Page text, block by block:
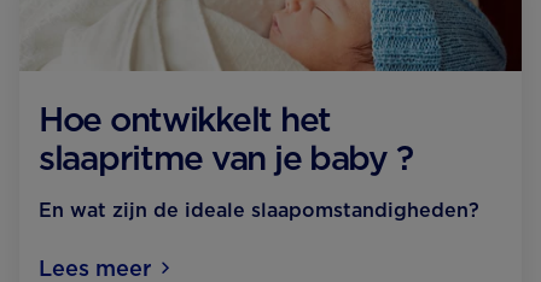
Hoe ontwikkelt het
slaapritme van je baby ?
En wat zijn de ideale slaapomstandigheden?
Lees meer